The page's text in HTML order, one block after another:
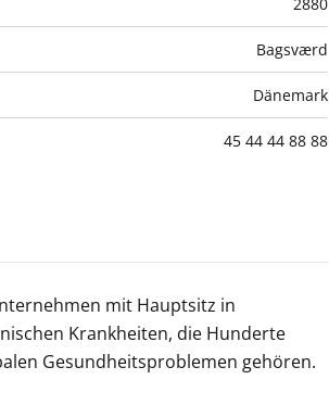
Bagsværd
Dänemark
45 44 44 88 88
mit Hauptsitz in
Krankheiten, die Hunderte
Gesundheitsproblemen gehören.